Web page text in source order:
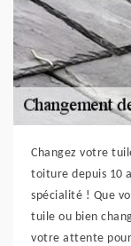
Changez votre
toiture depuis 10
spécialité ! Que
tuile ou bien
votre attente